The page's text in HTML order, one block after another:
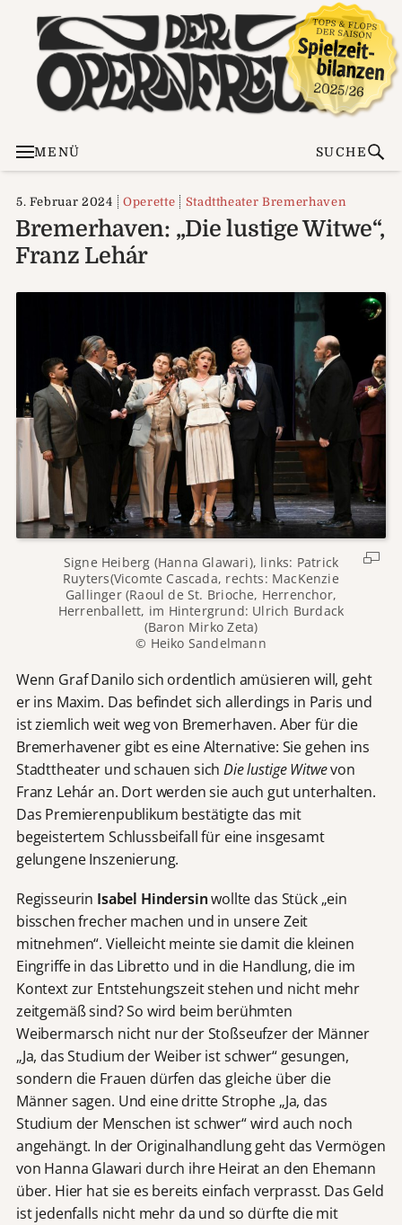
MENÜ SUCHE
5. Februar 2024 Operette Stadttheater Bremerhaven
Bremerhaven: „Die lustige Witwe“,
Franz Lehár
Signe Heiberg (Hanna Glawari), links: Patrick
Ruyters(Vicomte Cascada, rechts: MacKenzie
Gallinger (Raoul de St. Brioche, Herrenchor,
Herrenballett, im Hintergrund: Ulrich Burdack
(Baron Mirko Zeta)
© Heiko Sandelmann
Wenn Graf Danilo sich ordentlich amüsieren will, geht
er ins Maxim. Das befindet sich allerdings in Paris und
ist ziemlich weit weg von Bremerhaven. Aber für die
Bremerhavener gibt es eine Alternative: Sie gehen ins
Stadttheater und schauen sichDie lustige Witwevon
Franz Lehár an. Dort werden sie auch gut unterhalten.
Das Premierenpublikum bestätigte das mit
begeistertem Schlussbeifall für eine insgesamt
gelungene Inszenierung.
Regisseurin Isabel Hindersinwollte das Stück „ein
bisschen frecher machen und in unsere Zeit
mitnehmen“. Vielleicht meinte sie damit die kleinen
Eingriffe in das Libretto und in die Handlung, die im
Kontext zur Entstehungszeit stehen und nicht mehr
zeitgemäß sind? So wird beim berühmten
Weibermarsch nicht nur der Stoßseufzer der Männer
„Ja, das Studium der Weiber ist schwer“ gesungen,
sondern die Frauen dürfen das gleiche über die
Männer sagen. Und eine dritte Strophe „Ja, das
Studium der Menschen ist schwer“ wird auch noch
angehängt. In der Originalhandlung geht das Vermögen
von Hanna Glawari durch ihre Heirat an den Ehemann
über. Hier hat sie es bereits einfach verprasst. Das Geld
ist jedenfalls nicht mehr da und so dürfte die mit